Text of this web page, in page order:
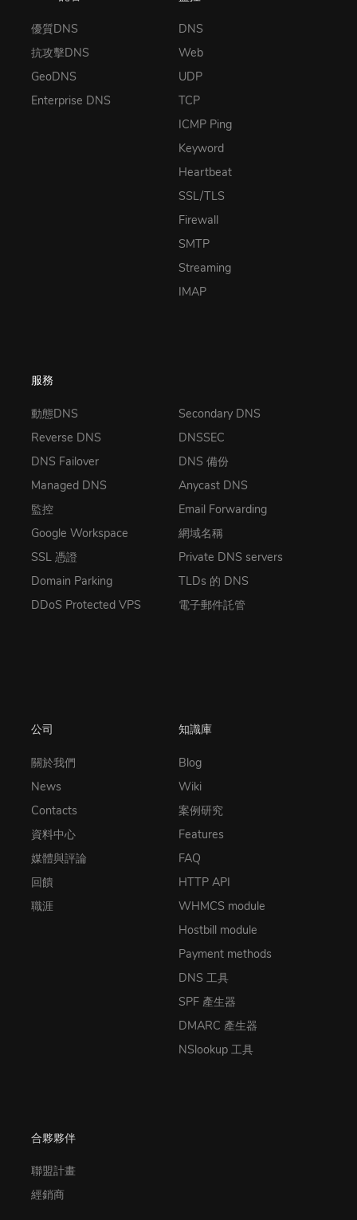
優質DNS
抗攻擊DNS
GeoDNS
Enterprise DNS
DNS
Web
UDP
TCP
ICMP Ping
Keyword
Heartbeat
SSL/TLS
Firewall
SMTP
Streaming
IMAP
服務
動態DNS
Reverse DNS
DNS Failover
Managed DNS
監控
Google Workspace
SSL 憑證
Domain Parking
DDoS Protected VPS
Secondary DNS
DNSSEC
DNS 備份
Anycast DNS
Email Forwarding
網域名稱
Private DNS servers
TLDs 的 DNS
電子郵件託管
公司
關於我們
News
Contacts
資料中心
媒體與評論
回饋
職涯
知識庫
Blog
Wiki
案例研究
Features
FAQ
HTTP API
WHMCS module
Hostbill module
Payment methods
DNS 工具
SPF 產生器
DMARC 產生器
NSlookup 工具
合夥夥伴
聯盟計畫
經銷商